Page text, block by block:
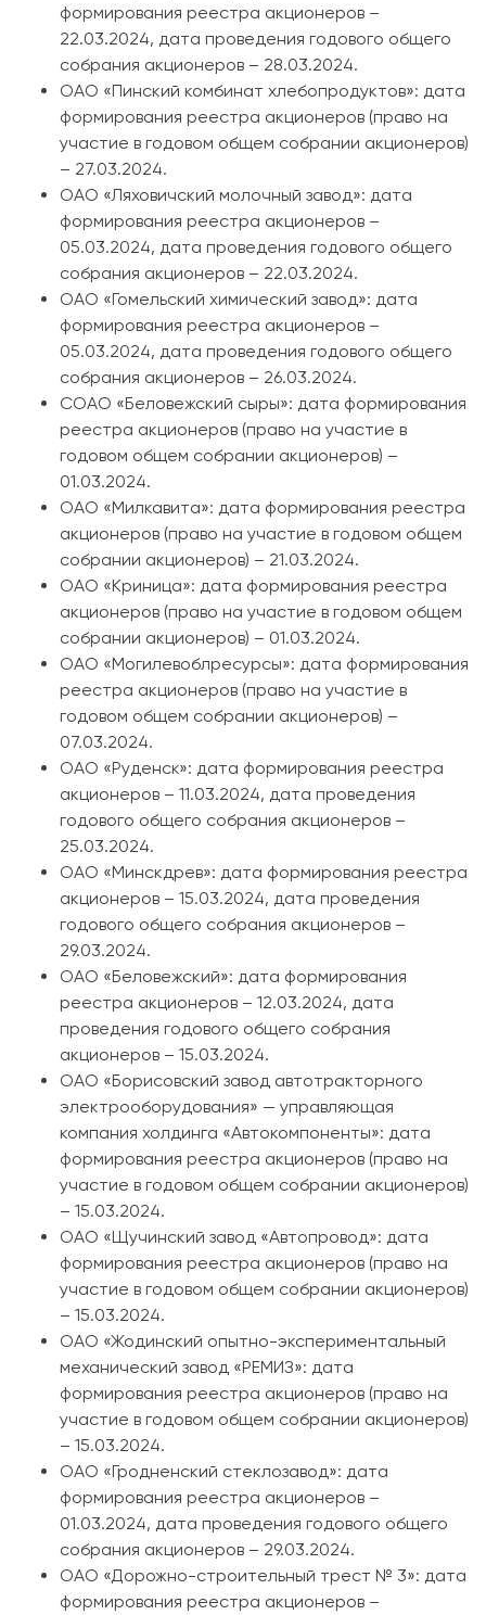
формирования реестра акционеров –
22.03.2024, дата проведения годового общего
собрания акционеров – 28.03.2024.
ОАО «Пинский комбинат хлебопродуктов»: дата
формирования реестра акционеров (право на
участие в годовом общем собрании акционеров)
– 27.03.2024.
ОАО «Ляховичский молочный завод»: дата
формирования реестра акционеров –
05.03.2024, дата проведения годового общего
собрания акционеров – 22.03.2024.
ОАО «Гомельский химический завод»: дата
формирования реестра акционеров –
05.03.2024, дата проведения годового общего
собрания акционеров – 26.03.2024.
СОАО «Беловежский сыры»: дата формирования
реестра акционеров (право на участие в
годовом общем собрании акционеров) –
01.03.2024.
ОАО «Милкавита»: дата формирования реестра
акционеров (право на участие в годовом общем
собрании акционеров) – 21.03.2024.
ОАО «Криница»: дата формирования реестра
акционеров (право на участие в годовом общем
собрании акционеров) – 01.03.2024.
ОАО «Могилевоблресурсы»: дата формирования
реестра акционеров (право на участие в
годовом общем собрании акционеров) –
07.03.2024.
ОАО «Руденск»: дата формирования реестра
акционеров – 11.03.2024, дата проведения
годового общего собрания акционеров –
25.03.2024.
ОАО «Минскдрев»: дата формирования реестра
акционеров – 15.03.2024, дата проведения
годового общего собрания акционеров –
29.03.2024.
ОАО «Беловежский»: дата формирования
реестра акционеров – 12.03.2024, дата
проведения годового общего собрания
акционеров – 15.03.2024.
ОАО «Борисовский завод автотракторного
электрооборудования» — управляющая
компания холдинга «Автокомпоненты»: дата
формирования реестра акционеров (право на
участие в годовом общем собрании акционеров)
– 15.03.2024.
ОАО «Щучинский завод «Автопровод»: дата
формирования реестра акционеров (право на
участие в годовом общем собрании акционеров)
– 15.03.2024.
ОАО «Жодинский опытно-экспериментальный
механический завод «РЕМИЗ»: дата
формирования реестра акционеров (право на
участие в годовом общем собрании акционеров)
– 15.03.2024.
ОАО «Гродненский стеклозавод»: дата
формирования реестра акционеров –
01.03.2024, дата проведения годового общего
собрания акционеров – 29.03.2024.
ОАО «Дорожно-строительный трест № 3»: дата
формирования реестра акционеров –